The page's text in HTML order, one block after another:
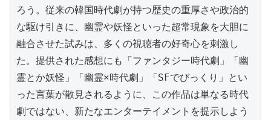
ろう。従来の韓国時代劇が持つ歴史の重厚さや政治的
な駆け引きに、幽霊や妖怪といった超常現象を大胆に
融合させた試みは、多くの視聴者の好奇心を刺激し
た。提供された感想にも「ファンタジー時代劇」「幽
霊とか妖怪」「幽霊×時代劇」「SFでびっくり」とい
った言葉が散見されるように、この作品は単なる時代
劇ではない、新たなエンターテイメントを提示しよう